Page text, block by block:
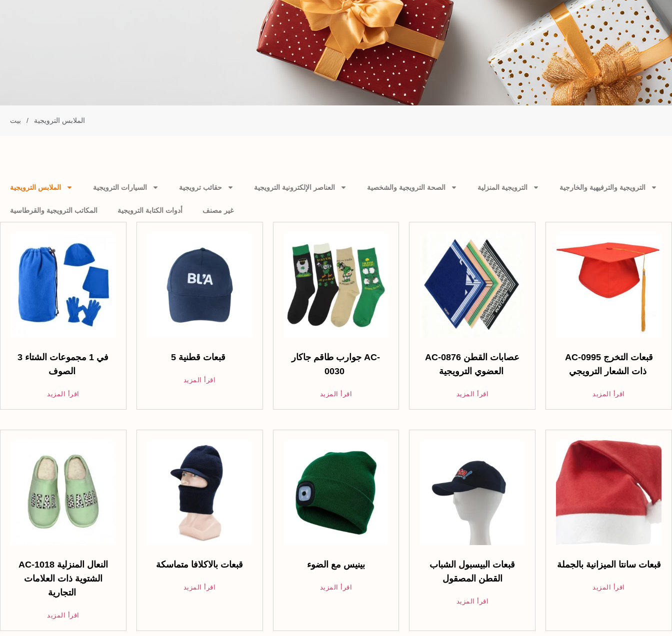
بيت / الملابس الترويجية
الملابس الترويجية السيارات الترويجية حقائب ترويجية العناصر الإلكترونية الترويجية الصحة الترويجية والشخصية الترويجية المنزلية الترويجية والترفيهية والخارجية
المكاتب الترويجية والقرطاسية أدوات الكتابة الترويجية غير مصنف
3 في 1 مجموعات الشتاء
اقرأ المزيد
اقرأ المزيد
جوارب طاقم جاكار AC-
0030
اقرأ المزيد
AC-0876 عصابات القطن
اقرأ المزيد
AC-0995 قبعات التخرج
ذات الشعار الترويجي
اقرأ المزيد
AC-1018 النعال المنزلية
الشتوية ذات العلامات
اقرأ المزيد
قبعات بالاكلافا متماسكة
اقرأ المزيد
بينيس مع الضوء
اقرأ المزيد
قبعات البيسبول الشباب
القطن المصقول
اقرأ المزيد
قبعات سانتا الميزانية بالجملة
اقرأ المزيد